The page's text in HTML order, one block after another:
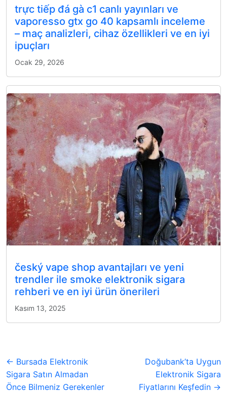
trực tiếp đá gà c1 canlı yayınları ve
vaporesso gtx go 40 kapsamlı inceleme
– maç analizleri, cihaz özellikleri ve en iyi
ipuçları
Ocak 29, 2026
český vape shop avantajları ve yeni
trendler ile smoke elektronik sigara
rehberi ve en iyi ürün önerileri
Kasım 13, 2025
← Bursada Elektronik
Sigara Satın Almadan
Önce Bilmeniz Gerekenler
Doğubank’ta Uygun
Elektronik Sigara
Fiyatlarını Keşfedin →